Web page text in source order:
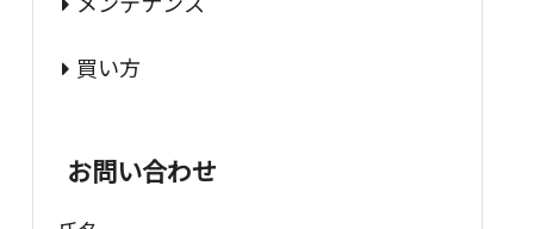
買い方
お問い合わせ